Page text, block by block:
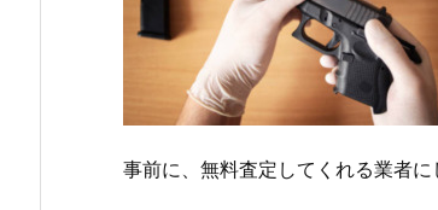
事前に、無料査定してくれる業者に